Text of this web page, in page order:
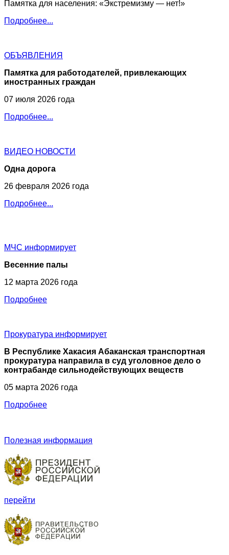
Памятка для населения: «Экстремизму — нет!»
Подробнее...
ОБЪЯВЛЕНИЯ
Памятка для работодателей, привлекающих
иностранных граждан
07 июля 2026 года
Подробнее...
ВИДЕО НОВОСТИ
Одна дорога
26 февраля 2026 года
Подробнее...
МЧС информирует
Весенние палы
12 марта 2026 года
Подробнее
Прокуратура информирует
В Республике Хакасия Абаканская транспортная
прокуратура направила в суд уголовное дело о
контрабанде сильнодействующих веществ
05 марта 2026 года
Подробнее
Полезная информация
перейти